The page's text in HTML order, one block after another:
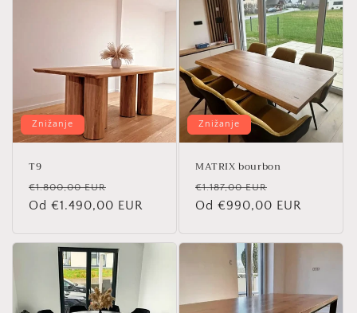
Znižanje
T9
Redna
cena
€1.800,00 EUR
cena
Od €1.490,00 EUR
Znižanje
MATRIX bourbon
Redna
cena
€1.187,00 EUR
cena
Od €990,00 EUR